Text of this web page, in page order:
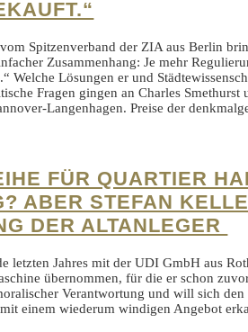
Spitzenverband der ZIA aus Berlin
Zusammenhang: Je mehr
Welche Lösungen er und
Fragen gingen an Charles Smethurst
Langenhagen. Preise der
FÜR QUARTIER
ABER STEFAN
DER ALTANLEGER
letzten Jahres mit der UDI GmbH aus
übernommen, für die er schon
Verantwortung und will sich
einem wiederum windigen Angebot